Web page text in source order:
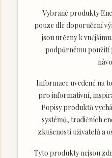
Vybrané produkty
pouze dle doporučení
jsou určeny k
podpůrnému použití
Informace uvedené na
pro informativní,
Popisy produktů
systémů, tradičních
zkušeností uživatelů a
Tyto produkty nejsou